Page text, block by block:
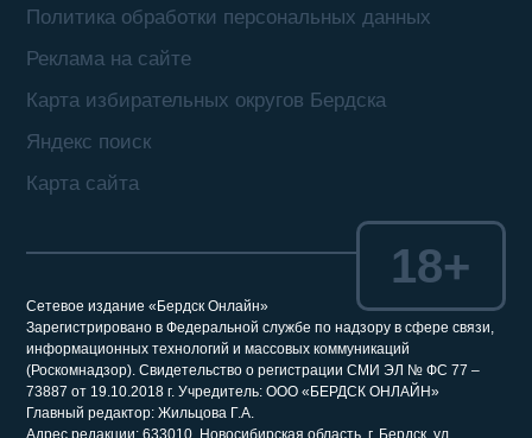
Политика обработки персональных данных
Реклама на сайте
Карта избирательных округов Бердска
Яндекс поиск
Карта сайта
Сетевое издание «Бердск Онлайн»
Зарегистрировано в Федеральной службе по надзору в сфере связи,
информационных технологий и массовых коммуникаций
(Роскомнадзор). Свидетельство о регистрации СМИ ЭЛ № ФС 77 –
73887 от 19.10.2018 г. Учредитель: ООО «БЕРДСК ОНЛАЙН»
Главный редактор: Жильцова Г.А.
18+